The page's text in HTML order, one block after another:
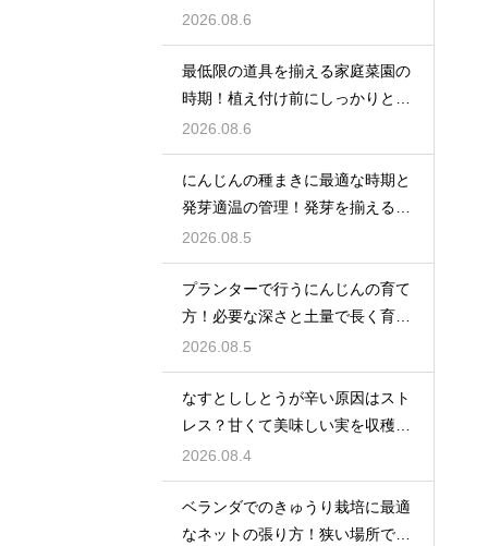
プする
2026.08.6
最低限の道具を揃える家庭菜園の
時期！植え付け前にしっかりと準
備をする
2026.08.6
にんじんの種まきに最適な時期と
発芽適温の管理！発芽を揃えるコ
ツ
2026.08.5
プランターで行うにんじんの育て
方！必要な深さと土量で長く育て
る
2026.08.5
なすとししとうが辛い原因はスト
レス？甘くて美味しい実を収穫す
る
2026.08.4
ベランダでのきゅうり栽培に最適
なネットの張り方！狭い場所でも